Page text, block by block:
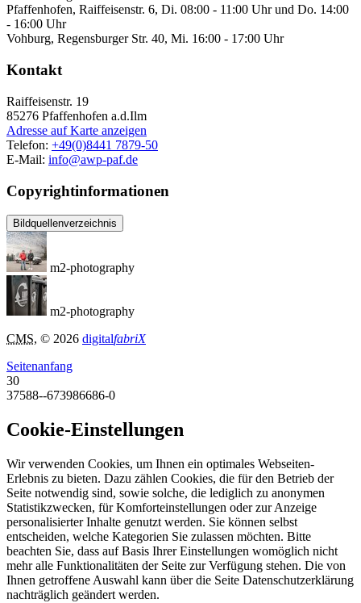
Pfaffenhofen, Raiffeisenstr. 6, Di. 08:00 - 11:00 Uhr und Do. 14:00
- 16:00 Uhr
Vohburg, Regensburger Str. 40, Mi. 16:00 - 17:00 Uhr
Kontakt
Raiffeisenstr. 19
85276 Pfaffenhofen a.d.Ilm
Adresse auf Karte anzeigen
Telefon: +49(0)8441 7879-50
E-Mail: info@awp-paf.de
Copyrightinformationen
Bildquellenverzeichnis
m2-photography
m2-photography
CMS, © 2026 digitalfabriX
Seitenanfang
30
37588--673986686-0
Cookie-Einstellungen
Wir verwenden Cookies, um Ihnen ein optimales Webseiten-
Erlebnis zu bieten. Dazu zählen Cookies, die für den Betrieb der
Seite notwendig sind, sowie solche, die lediglich zu anonymen
Statistikzwecken, für Komforteinstellungen oder zur Anzeige
personalisierter Inhalte genutzt werden. Sie können selbst
entscheiden, welche Kategorien Sie zulassen möchten. Bitte
beachten Sie, dass auf Basis Ihrer Einstellungen womöglich nicht
mehr alle Funktionalitäten der Seite zur Verfügung stehen. Die von
Ihnen getroffene Auswahl kann über die Seite Datenschutzerklärung
nachträglich geändert werden.